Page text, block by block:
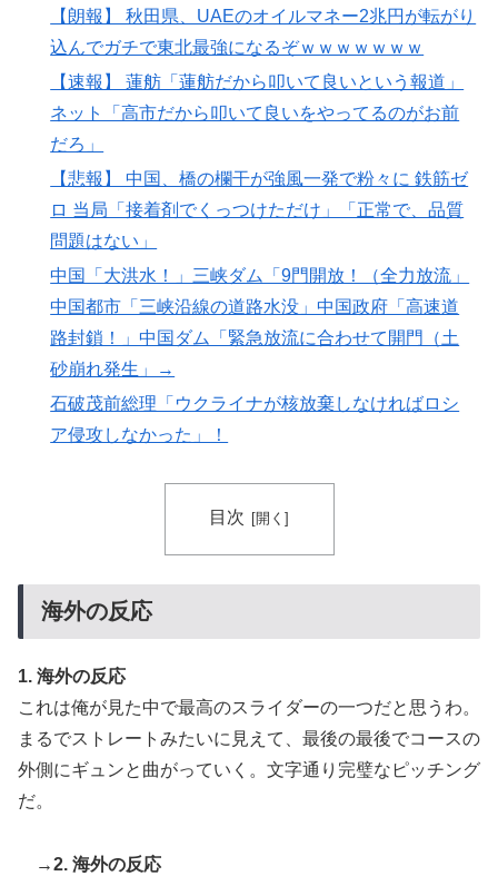
ることがこちら…」→「えっ？？？？？？？？？？」＝
韓国の反応
▶ ワイの作った卵豆腐にいくら出せる？
ち歩きな小咄 ～学習の仕方を学習しよう～
韓国人「本当にこれだけは日本がうらやましいと感じる
ものがこちら・・・」
海外が大騒ぎ
間！！
韓国人が衝撃！」→「当時の技術力に言葉を失う‥」
開発。これこそノーベル賞だろ！」
外国人「アジア杯で優勝するんだ」日本代表、W杯ポッ
応】
▶ 海外「日本人はなんて気高いんだ！」 英高級紙も驚愕
した極限の中の日本人の姿に世界が衝撃
▶ 韓国人「不適切接待疑惑、2002年イタリア・スペイン
戦で『韓国に奪われた』と欧州の大手メディアが一斉に
報道！」
【朗報】 秋田県、UAEのオイルマネー2兆円が転がり
込んでガチで東北最強になるぞｗｗｗｗｗｗｗ
【速報】 蓮舫「蓮舫だから叩いて良いという報道」
ネット「高市だから叩いて良いをやってるのがお前
だろ」
【悲報】 中国、橋の欄干が強風一発で粉々に 鉄筋ゼ
ロ 当局「接着剤でくっつけただけ」「正常で、品質
問題はない」
中国「大洪水！」三峡ダム「9門開放！（全力放流」
中国都市「三峡沿線の道路水没」中国政府「高速道
路封鎖！」中国ダム「緊急放流に合わせて開門（土
砂崩れ発生」→
石破茂前総理「ウクライナが核放棄しなければロシ
ア侵攻しなかった」！
目次
海外の反応
1. 海外の反応
これは俺が見た中で最高のスライダーの一つだと思うわ。
まるでストレートみたいに見えて、最後の最後でコースの
外側にギュンと曲がっていく。文字通り完璧なピッチング
だ。
→2. 海外の反応